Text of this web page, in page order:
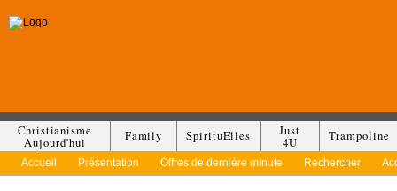
Christianisme
Aujourd'hui
Family SpirituElles
Just
4U
Trampoline
Accueil Présentation Offres de dernière minute Rechercher